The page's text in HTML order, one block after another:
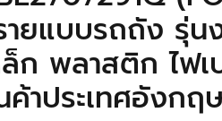
ายแบบรถถัง รุ่น
ล็ก พลาสติก ไฟเ
ค้าประเทศอังกฤ